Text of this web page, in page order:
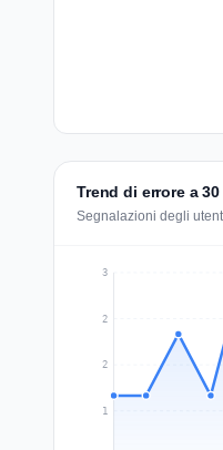
Trend di errore a
Segnalazioni degli
1
2
2
3